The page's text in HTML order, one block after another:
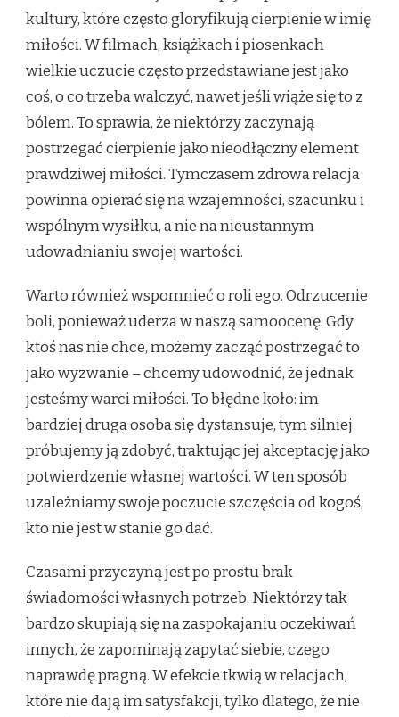
kultury, które często gloryfikują cierpienie w imię
miłości. W filmach, książkach i piosenkach
wielkie uczucie często przedstawiane jest jako
coś, o co trzeba walczyć, nawet jeśli wiąże się to z
bólem. To sprawia, że niektórzy zaczynają
postrzegać cierpienie jako nieodłączny element
prawdziwej miłości. Tymczasem zdrowa relacja
powinna opierać się na wzajemności, szacunku i
wspólnym wysiłku, a nie na nieustannym
udowadnianiu swojej wartości.
Warto również wspomnieć o roli ego. Odrzucenie
boli, ponieważ uderza w naszą samoocenę. Gdy
ktoś nas nie chce, możemy zacząć postrzegać to
jako wyzwanie – chcemy udowodnić, że jednak
jesteśmy warci miłości. To błędne koło: im
bardziej druga osoba się dystansuje, tym silniej
próbujemy ją zdobyć, traktując jej akceptację jako
potwierdzenie własnej wartości. W ten sposób
uzależniamy swoje poczucie szczęścia od kogoś,
kto nie jest w stanie go dać.
Czasami przyczyną jest po prostu brak
świadomości własnych potrzeb. Niektórzy tak
bardzo skupiają się na zaspokajaniu oczekiwań
innych, że zapominają zapytać siebie, czego
naprawdę pragną. W efekcie tkwią w relacjach,
które nie dają im satysfakcji, tylko dlatego, że nie